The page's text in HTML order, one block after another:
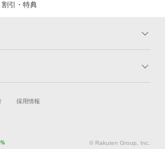
割引・特典
キャンペーン一覧
新車購入
採用情報
© Rakuten Group, Inc.